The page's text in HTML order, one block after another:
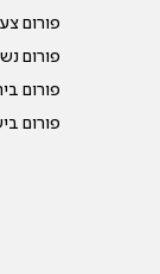
פורום
פורום
פורום
פורום